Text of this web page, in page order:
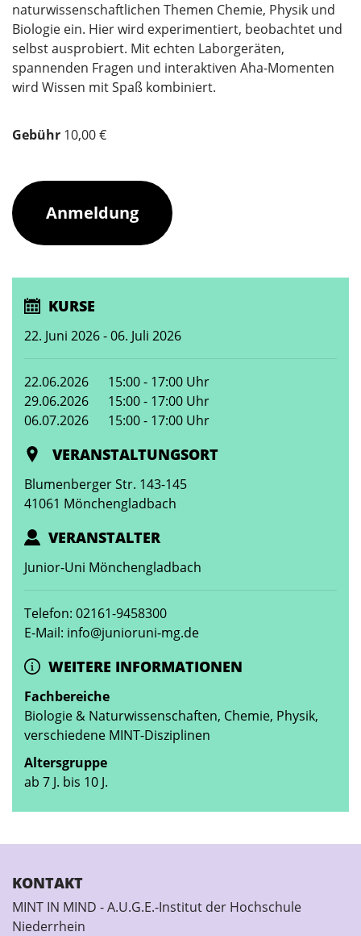
naturwissenschaftlichen Themen Chemie, Physik und
Biologie ein. Hier wird experimentiert, beobachtet und
selbst ausprobiert. Mit echten Laborgeräten,
spannenden Fragen und interaktiven Aha-Momenten
wird Wissen mit Spaß kombiniert.
Gebühr 10,00 €
Anmeldung
KURSE
22. Juni 2026 - 06. Juli 2026
22.06.2026
15:00 - 17:00 Uhr
29.06.2026
15:00 - 17:00 Uhr
06.07.2026
15:00 - 17:00 Uhr
VERANSTALTUNGSORT
Blumenberger Str. 143-145
41061 Mönchengladbach
VERANSTALTER
Junior-Uni Mönchengladbach
Telefon: 02161-9458300
E-Mail: info@junioruni-mg.de
WEITERE INFORMATIONEN
Fachbereiche
Biologie & Naturwissenschaften, Chemie, Physik,
verschiedene MINT-Disziplinen
Altersgruppe
ab 7 J. bis 10 J.
KONTAKT
MINT IN MIND - A.U.G.E.-Institut der Hochschule
Niederrhein